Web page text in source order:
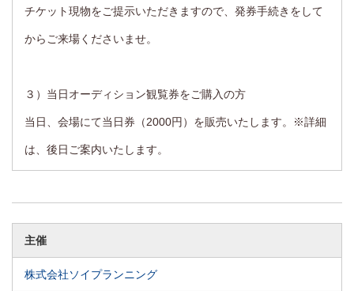
チケット現物をご提示いただきますので、発券手続きをして
からご来場くださいませ。
３）当日オーディション観覧券をご購入の方
当日、会場にて当日券（2000円）を販売いたします。※詳細
は、後日ご案内いたします。
主催
株式会社ソイプランニング